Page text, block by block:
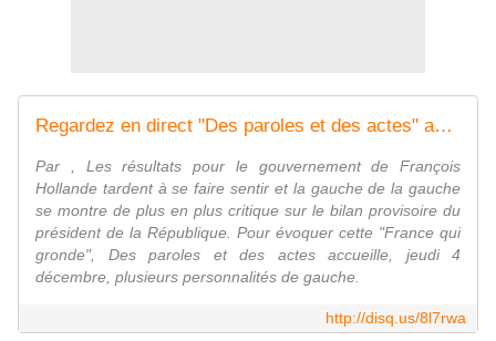
Regardez en direct "Des paroles et des actes" avec Mélenchon, Duflot et Hamon
Par , Les résultats pour le gouvernement de François
Hollande tardent à se faire sentir et la gauche de la gauche
se montre de plus en plus critique sur le bilan provisoire du
président de la République. Pour évoquer cette "France qui
gronde", Des paroles et des actes accueille, jeudi 4
décembre, plusieurs personnalités de gauche.
http://disq.us/8l7rwa